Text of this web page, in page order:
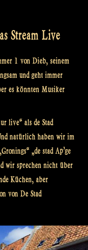
Stream Live
1 von Dieb, seinem
und geht immer
es könnten Musiker
live“ als de Stad
natürlich haben wir im
„de stad Ap’ge
wir sprechen nicht über
Küchen, aber
von De Stad